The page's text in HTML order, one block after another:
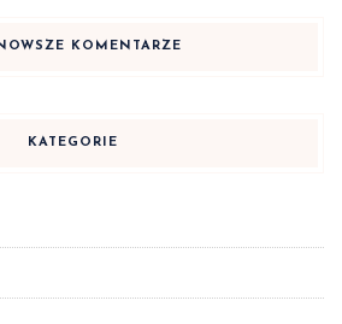
KOMENTARZE
KATEGORIE